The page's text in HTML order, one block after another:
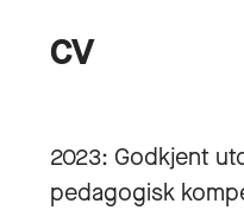
CV
2023: Godkjent
pedagogisk